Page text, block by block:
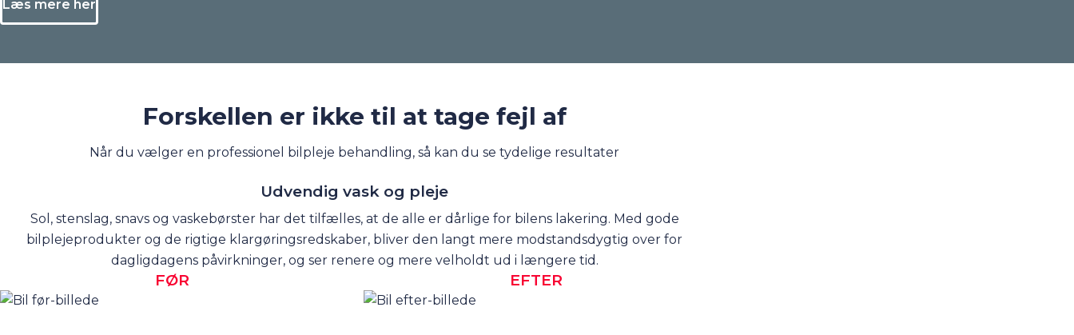
Læs mere her
Forskellen er ikke til at tage fejl af
Når du vælger en professionel bilpleje behandling, så kan du se tydelige resultater
Udvendig vask og pleje
Sol, stenslag, snavs og vaskebørster har det tilfælles, at de alle er dårlige for bilens lakering. Med gode
bilplejeprodukter og de rigtige klargøringsredskaber, bliver den langt mere modstandsdygtig over for
dagligdagens påvirkninger, og ser renere og mere velholdt ud i længere tid.
FØR EFTER